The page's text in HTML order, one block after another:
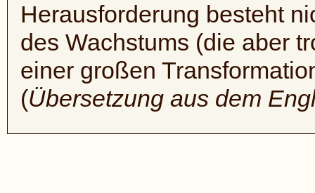
Herausforderung besteht
des Wachstums (die aber
einer großen
(Übersetzung aus dem